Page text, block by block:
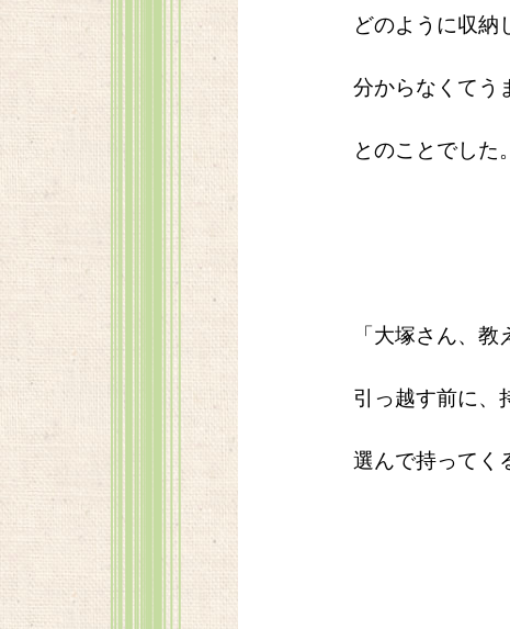
どのように収納
分からなくてう
とのことでした。
「大塚さん、教
引っ越す前に、
選んで持ってく